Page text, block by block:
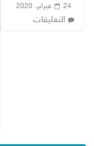
24 فبراير، 2020
التعليقات